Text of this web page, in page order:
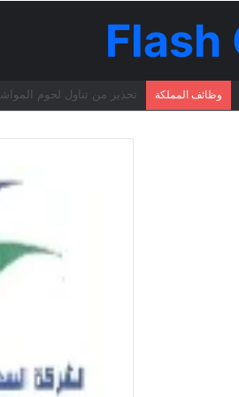
Flash
وظائف المملكة